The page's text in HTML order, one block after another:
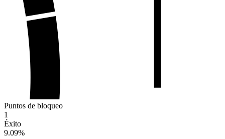
Puntos de bloqueo
1
Éxito
9.09%